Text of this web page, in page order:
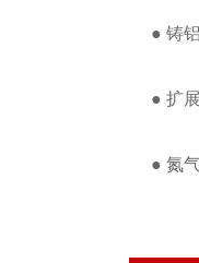
● 铸
● 扩
● 氮